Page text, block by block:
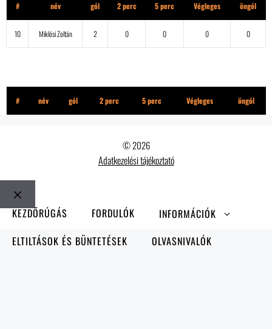
# név gól 2 perc 5 perc Végleges öngól
10 Miklósi Zoltán 2 0 0 0 0
# név gól 2 perc 5 perc Végleges öngól
© 2026
Adatkezelési tájékoztató
Bezár
KEZDŐRÚGÁS FORDULÓK
INFORMÁCIÓK
ELTILTÁSOK ÉS BÜNTETÉSEK
OLVASNIVALÓK